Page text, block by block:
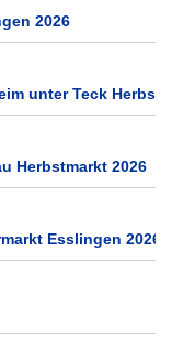
2026
unter Teck Herbst
Herbstmarkt 2026
Esslingen 2026